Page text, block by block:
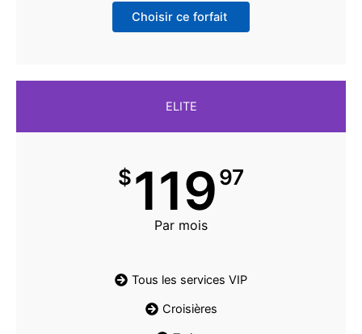
Choisir ce forfait
ELITE
$11997
Par mois
Tous les services VIP
Croisières